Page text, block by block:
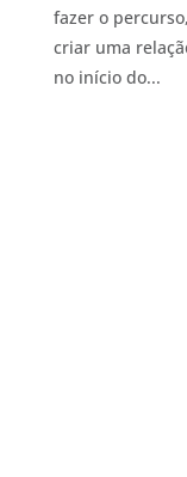
fazer o
criar uma
no início do...